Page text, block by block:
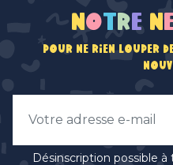
Notr e n
Pour ne rien louper
Désinscription possible